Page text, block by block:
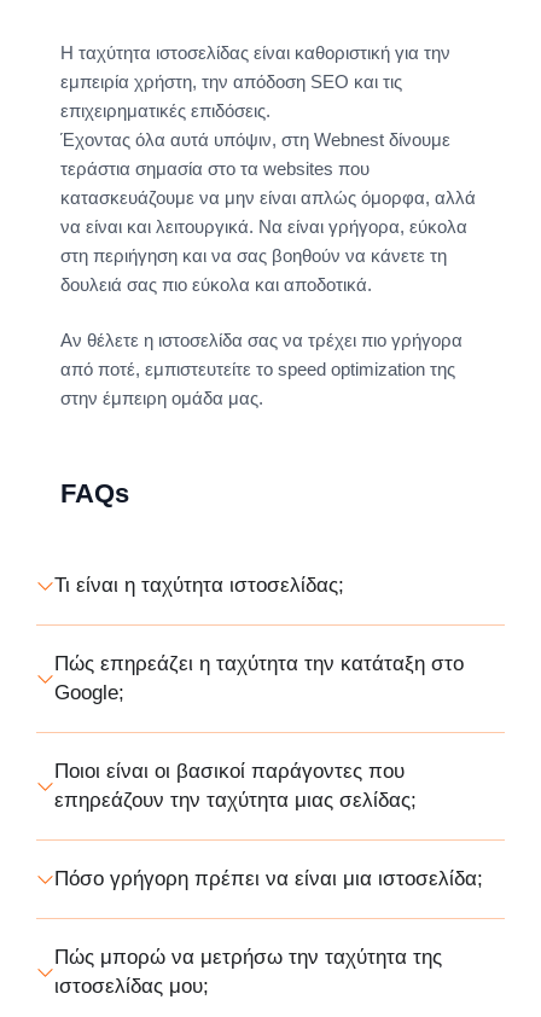
Η ταχύτητα ιστοσελίδας είναι καθοριστική για την
εμπειρία χρήστη, την απόδοση SEO και τις
επιχειρηματικές επιδόσεις.
Έχοντας όλα αυτά υπόψιν, στη Webnest δίνουμε
τεράστια σημασία στο τα websites που
κατασκευάζουμε να μην είναι απλώς όμορφα, αλλά
να είναι και λειτουργικά. Να είναι γρήγορα, εύκολα
στη περιήγηση και να σας βοηθούν να κάνετε τη
δουλειά σας πιο εύκολα και αποδοτικά.
Αν θέλετε η ιστοσελίδα σας να τρέχει πιο γρήγορα
από ποτέ, εμπιστευτείτε το speed optimization της
στην έμπειρη ομάδα μας.
FAQs
Τι είναι η ταχύτητα ιστοσελίδας;
Πώς επηρεάζει η ταχύτητα την κατάταξη στο
Google;
Ποιοι είναι οι βασικοί παράγοντες που
επηρεάζουν την ταχύτητα μιας σελίδας;
Πόσο γρήγορη πρέπει να είναι μια ιστοσελίδα;
Πώς μπορώ να μετρήσω την ταχύτητα της
ιστοσελίδας μου;